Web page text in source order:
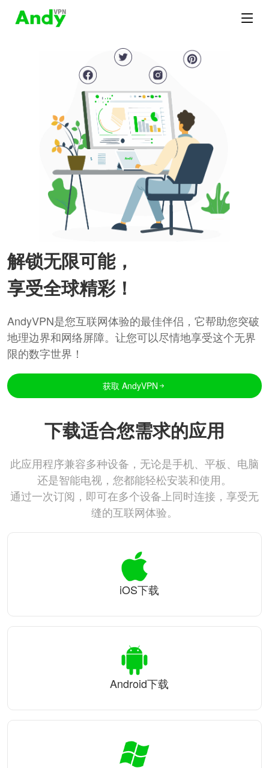
解锁无限可能，
享受全球精彩！
AndyVPN是您互联网体验的最佳伴侣，它帮助您突破
地理边界和网络屏障。让您可以尽情地享受这个无界
限的数字世界！
获取 AndyVPN
下载适合您需求的应用
此应用程序兼容多种设备，无论是手机、平板、电脑
还是智能电视，您都能轻松安装和使用。
通过一次订阅，即可在多个设备上同时连接，享受无
缝的互联网体验。
iOS下载
Android下载